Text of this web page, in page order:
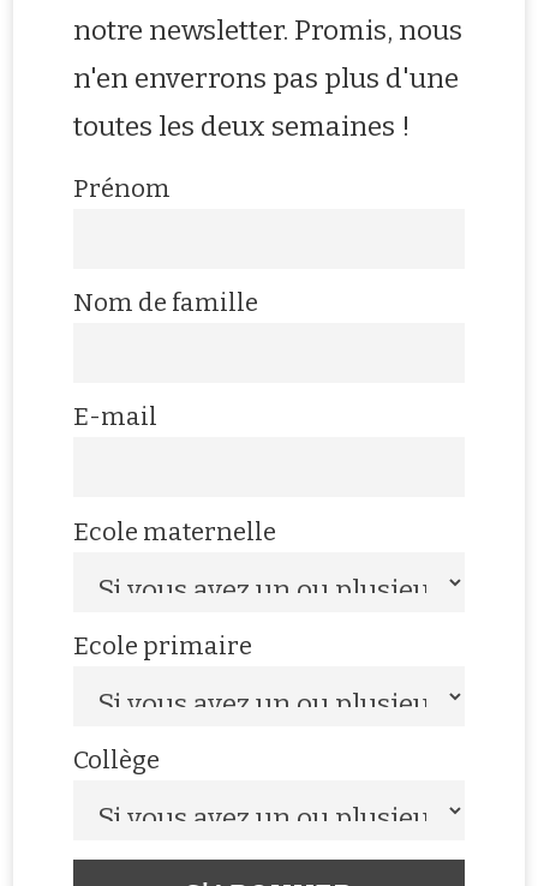
notre newsletter. Promis, nous
n'en enverrons pas plus d'une
toutes les deux semaines !
Prénom
Nom de famille
E-mail
Ecole maternelle
Ecole primaire
Collège